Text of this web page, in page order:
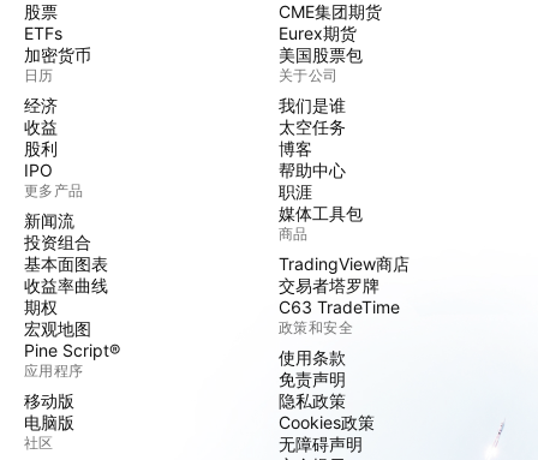
股票
ETFs
加密货币
日历
经济
收益
股利
IPO
更多产品
新闻流
投资组合
基本面图表
收益率曲线
期权
宏观地图
Pine Script®
应用程序
移动版
电脑版
社区
CME集团期货
Eurex期货
美国股票包
关于公司
我们是谁
太空任务
博客
帮助中心
职涯
媒体工具包
商品
TradingView商店
交易者塔罗牌
C63 TradeTime
政策和安全
使用条款
免责声明
隐私政策
Cookies政策
无障碍声明